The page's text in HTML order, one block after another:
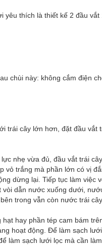
yêu thích là thiết kế 2 đầu
chùi này: không cắm điện
trái cây lớn hơn, đặt đầu vắt
nhẹ vừa đủ, đầu vắt trái
vỏ trắng mà phần lớn có vị
dừng lại. Tiếp tục làm việc
dẫn nước xuống dưới,
trong vẫn còn nước trái
hay phần tép cam bám
hoạt động. Để làm sạch
làm sạch lưới lọc mà cần